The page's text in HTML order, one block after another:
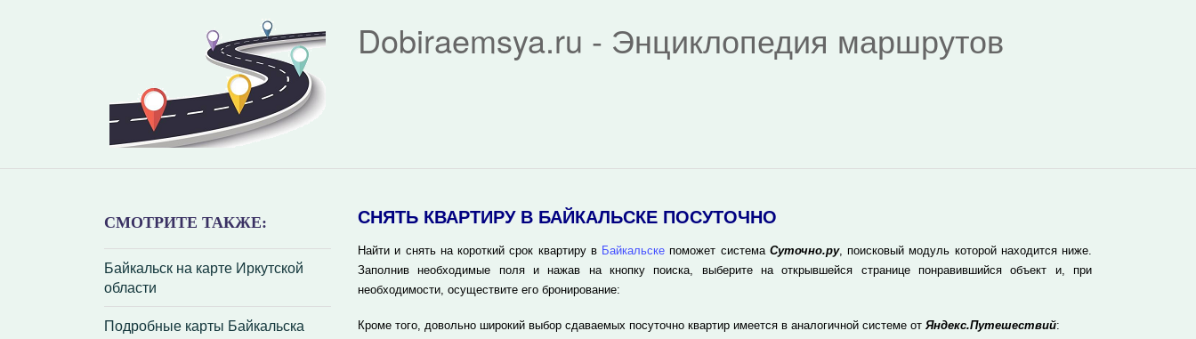
Dobiraemsya.ru - Энциклопедия маршрутов
СМОТРИТЕ ТАКЖЕ:
Байкальск на карте Иркутской
области
Подробные карты Байкальска
СНЯТЬ КВАРТИРУ В БАЙКАЛЬСКЕ ПОСУТОЧНО
Найти и снять на короткий срок квартиру в Байкальске поможет система Суточно.ру, поисковый модуль которой находится ниже.
Заполнив необходимые поля и нажав на кнопку поиска, выберите на открывшейся странице понравившийся объект и, при
необходимости, осуществите его бронирование:
Кроме того, довольно широкий выбор сдаваемых посуточно квартир имеется в аналогичной системе от Яндекс.Путешествий: